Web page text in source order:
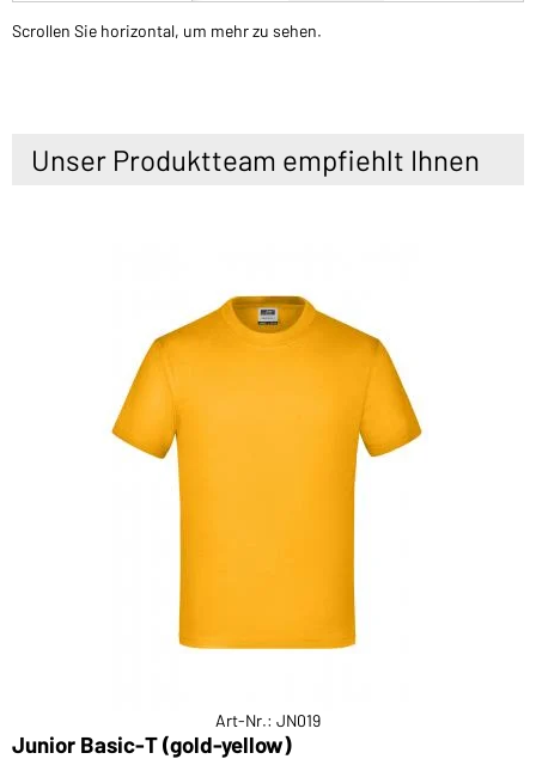
Scrollen Sie horizontal, um mehr zu sehen.
Unser Produktteam empfiehlt Ihnen
Art-Nr.: JN019
Junior Basic-T (gold-yellow)